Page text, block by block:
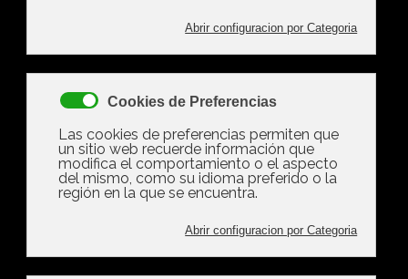
Martes, 27 Enero 2026 09:51
Consejos y técnicas para
concentrarse